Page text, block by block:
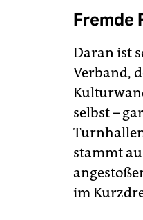
Fremde
Daran ist
Verband,
selbst –
stammt
im